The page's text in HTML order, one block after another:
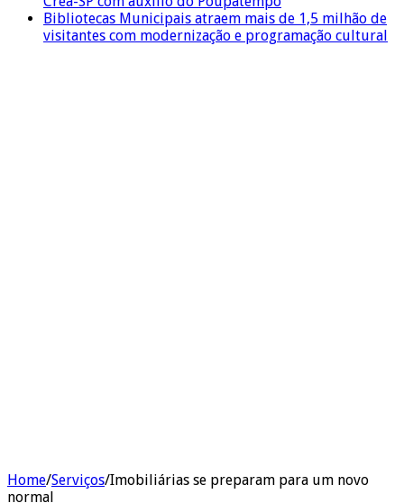
Bibliotecas Municipais atraem mais de 1,5 milhão de
visitantes com modernização e programação cultural
Home/Serviços/Imobiliárias se preparam para um novo
normal